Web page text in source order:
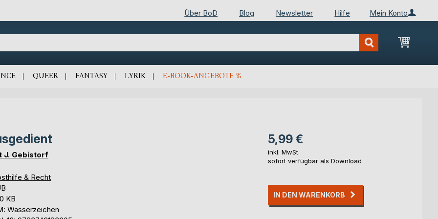
Mein Konto
Über BoD Blog Newsletter Hilfe
Mein
QUEER FANTASY LYRIK E-BOOK-ANGEBOTE %
J. Gebistorf
& Recht
KB
Wasserzeichen
5,99 €
inkl. MwSt.
sofort verfügbar als Download
IN DEN WARENKORB